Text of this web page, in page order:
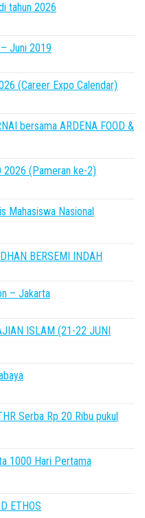
tahun 2026
Juni 2019
(Career Expo Calendar)
bersama ARDENA FOOD &
2026 (Pameran ke-2)
Mahasiswa Nasional
BERSEMI INDAH
– Jakarta
ISLAM (21-22 JUNI
Serba Rp 20 Ribu pukul
1000 Hari Pertama
ETHOS